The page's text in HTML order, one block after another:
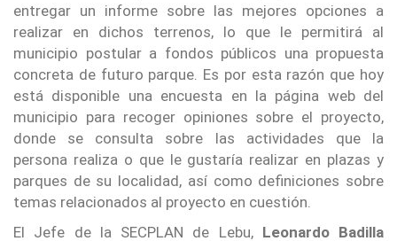
entregar un informe sobre las mejores opciones a
realizar en dichos terrenos, lo que le permitirá al
municipio postular a fondos públicos una propuesta
concreta de futuro parque. Es por esta razón que hoy
está disponible una encuesta en la página web del
municipio para recoger opiniones sobre el proyecto,
donde se consulta sobre las actividades que la
persona realiza o que le gustaría realizar en plazas y
parques de su localidad, así como definiciones sobre
temas relacionados al proyecto en cuestión.
El Jefe de la SECPLAN de Lebu, Leonardo Badilla